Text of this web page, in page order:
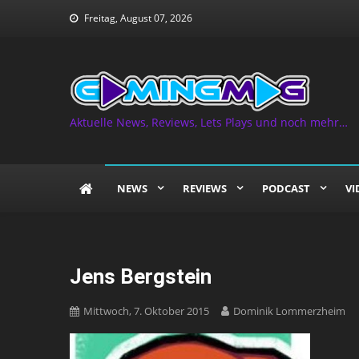
Freitag, August 07, 2026
Aktuelle News, Reviews, Lets Plays und noch mehr…
NEWS REVIEWS PODCAST
Jens Bergstein
Mittwoch, 7. Oktober 2015 Dominik Lommerzheim